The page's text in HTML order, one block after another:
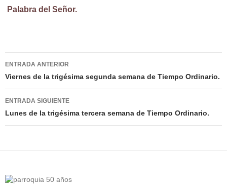
Palabra del Señor.
Navegación
de
entradas
ENTRADA ANTERIOR
Viernes de la trigésima segunda semana de Tiempo Ordinario.
ENTRADA SIGUIENTE
Lunes de la trigésima tercera semana de Tiempo Ordinario.